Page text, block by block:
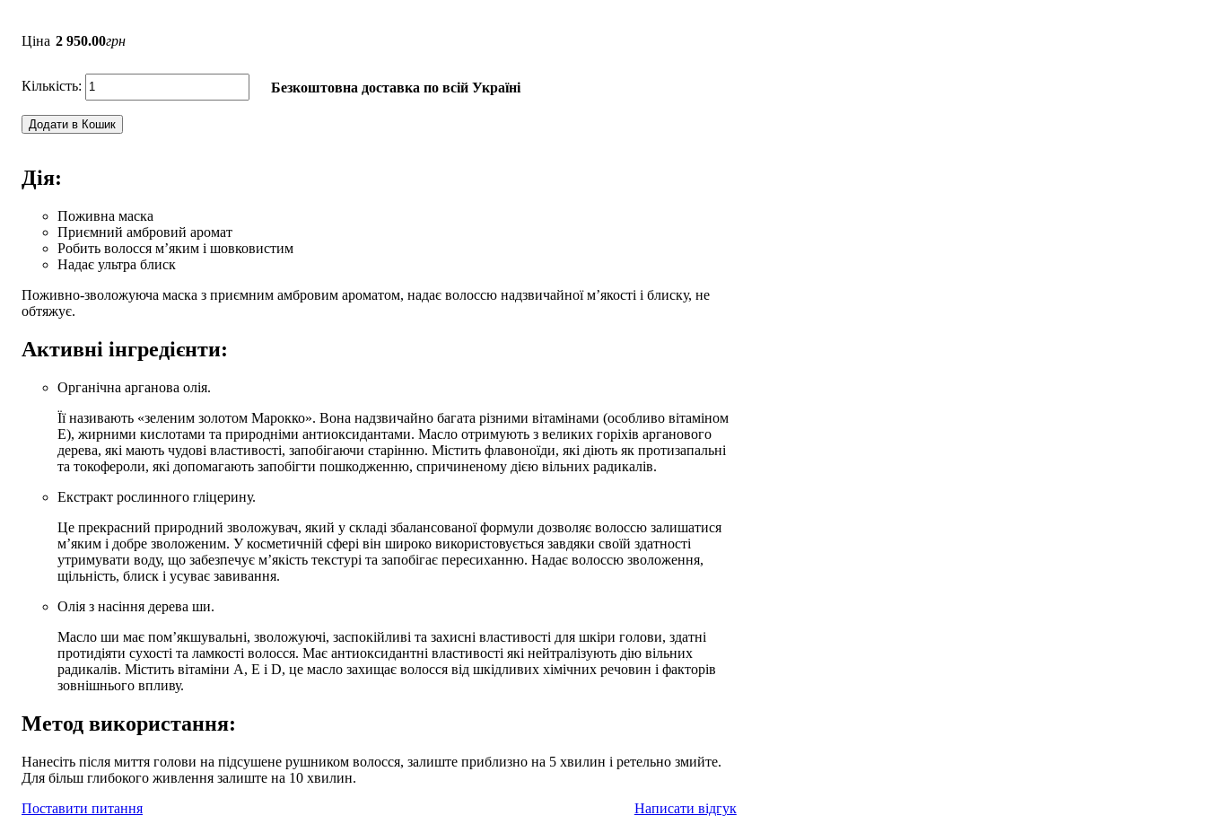
Ціна 2 950.00грн
Безкоштовна доставка по всій Україні
Додати в Кошик
Дія:
Поживна маска
Приємний амбровий аромат
Робить волосся м’яким і шовковистим
Надає ультра блиск
Поживно-зволожуюча маска з приємним амбровим ароматом, надає волоссю надзвичайної м’якості і блиску, не
обтяжує.
Активні інгредієнти:
Органічна арганова олія.
Її називають «зеленим золотом Марокко». Вона надзвичайно багата різними вітамінами (особливо вітаміном
Е), жирними кислотами та природніми антиоксидантами. Масло отримують з великих горіхів арганового
дерева, які мають чудові властивості, запобігаючи старінню. Містить флавоноїди, які діють як протизапальні
та токофероли, які допомагають запобігти пошкодженню, спричиненому дією вільних радикалів.
Екстракт рослинного гліцерину.
Це прекрасний природний зволожувач, який у складі збалансованої формули дозволяє волоссю залишатися
м’яким і добре зволоженим. У косметичній сфері він широко використовується завдяки своїй здатності
утримувати воду, що забезпечує м’якість текстурі та запобігає пересиханню. Надає волоссю зволоження,
щільність, блиск і усуває завивання.
Олія з насіння дерева ши.
Масло ши має пом’якшувальні, зволожуючі, заспокійливі та захисні властивості для шкіри голови, здатні
протидіяти сухості та ламкості волосся. Має антиоксидантні властивості які нейтралізують дію вільних
радикалів. Містить вітаміни A, E і D, це масло захищає волосся від шкідливих хімічних речовин і факторів
зовнішнього впливу.
Метод використання:
Нанесіть після миття голови на підсушене рушником волосся, залиште приблизно на 5 хвилин і ретельно змийте.
Для більш глибокого живлення залиште на 10 хвилин.
Поставити питання
Написати відгук